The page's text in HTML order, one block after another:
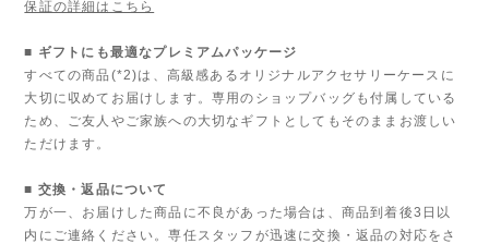
保証の詳細はこちら
■ ギフトにも最適なプレミアムパッケージ
すべての商品(*2)は、高級感あるオリジナルアクセサリーケースに
大切に収めてお届けします。専用のショップバッグも付属している
ため、ご友人やご家族への大切なギフトとしてもそのままお渡しい
ただけます。
■ 交換・返品について
万が一、お届けした商品に不良があった場合は、商品到着後3日以
内にご連絡ください。専任スタッフが迅速に交換・返品の対応をさ